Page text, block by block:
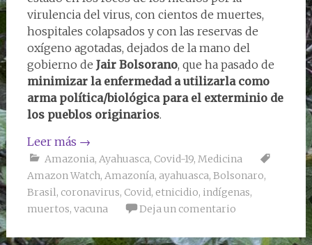
virulencia del virus, con cientos de muertes,
hospitales colapsados y con las reservas de
oxígeno agotadas, dejados de la mano del
gobierno de Jair Bolsorano, que ha pasado de
minimizar la enfermedad a utilizarla como
arma política/biológica para el exterminio de
los pueblos originarios.
Leer más →
Amazonia, Ayahuasca, Covid-19, Medicina
Amazon Watch, Amazonía, ayahuasca, Bolsonaro,
Brasil, coronavirus, Covid, etnicidio, indígenas,
muertos, vacuna Deja un comentario